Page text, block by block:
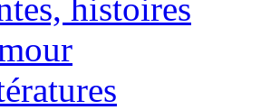
histoires